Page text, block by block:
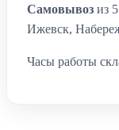
Самовывоз из
Ижевск,
Часы работы